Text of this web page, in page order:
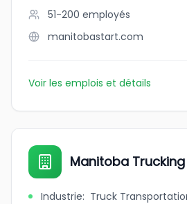
51-200 employés
manitobastart.com
Voir les emplois et détails
Manitoba
Industrie: Truck